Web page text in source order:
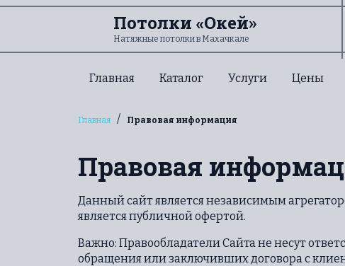
Перейти к содержанию
Потолки «Окей»
Натяжные потолки в Махачкале
Главная Каталог Услуги Цены
Главная / Правовая информация
Правовая
Данный сайт является независимым
является публичной офертой.
Важно: Правообладатели Сайта не несут
обращения или заключивших договора с